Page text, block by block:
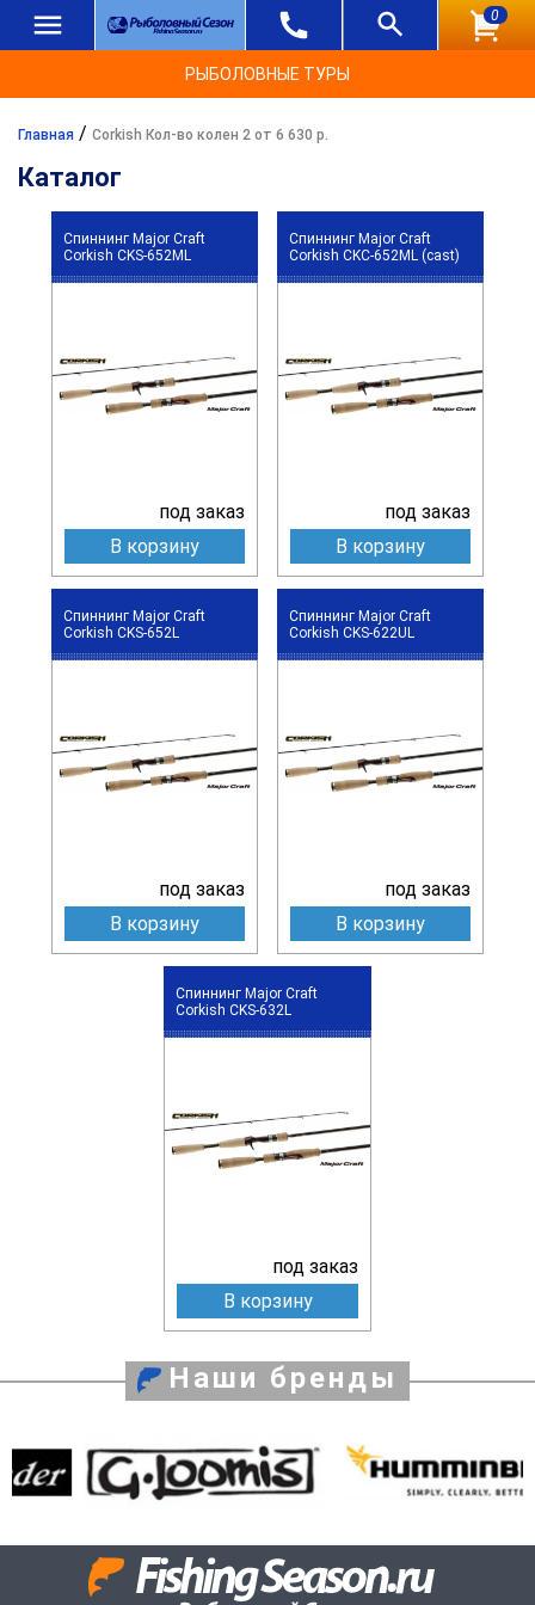
0
РЫБОЛОВНЫЕ ТУРЫ
Главная / Corkish Кол-во колен 2 от 6 630 р.
Каталог
Спиннинг Major Craft
Corkish CKS-652ML
под заказ
В корзину
Спиннинг Major Craft
Corkish CKC-652ML (cast)
под заказ
В корзину
Спиннинг Major Craft
Corkish CKS-652L
под заказ
В корзину
Спиннинг Major Craft
Corkish CKS-622UL
под заказ
В корзину
Спиннинг Major Craft
Corkish CKS-632L
под заказ
В корзину
Наши бренды